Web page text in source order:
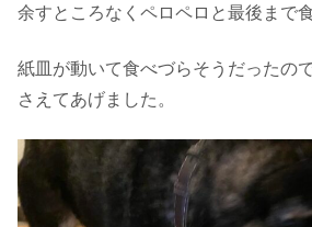
余すところなくペロペロと最後まで
紙皿が動いて食べづらそうだったの
さえてあげました。